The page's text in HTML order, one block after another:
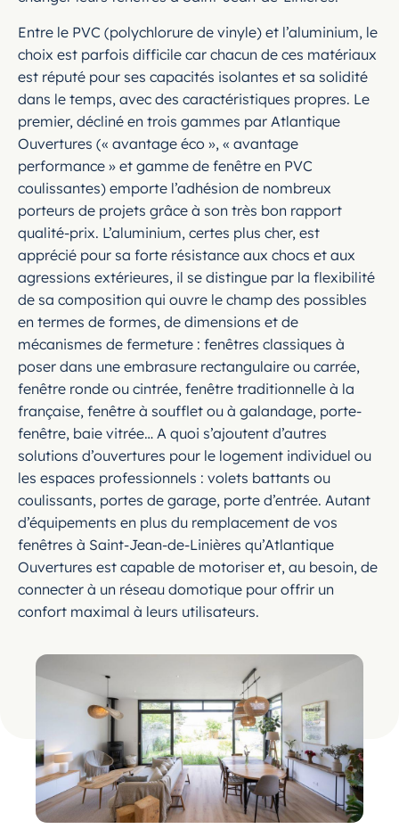
Entre le PVC (polychlorure de vinyle) et l’aluminium, le
choix est parfois difficile car chacun de ces matériaux
est réputé pour ses capacités isolantes et sa solidité
dans le temps, avec des caractéristiques propres. Le
premier, décliné en trois gammes par Atlantique
Ouvertures (« avantage éco », « avantage
performance » et gamme de fenêtre en PVC
coulissantes) emporte l’adhésion de nombreux
porteurs de projets grâce à son très bon rapport
qualité-prix. L’aluminium, certes plus cher, est
apprécié pour sa forte résistance aux chocs et aux
agressions extérieures, il se distingue par la flexibilité
de sa composition qui ouvre le champ des possibles
en termes de formes, de dimensions et de
mécanismes de fermeture : fenêtres classiques à
poser dans une embrasure rectangulaire ou carrée,
fenêtre ronde ou cintrée, fenêtre traditionnelle à la
française, fenêtre à soufflet ou à galandage, porte-
fenêtre, baie vitrée… A quoi s’ajoutent d’autres
solutions d’ouvertures pour le logement individuel ou
les espaces professionnels : volets battants ou
coulissants, portes de garage, porte d’entrée. Autant
d’équipements en plus du remplacement de vos
fenêtres à Saint-Jean-de-Linières qu’Atlantique
Ouvertures est capable de motoriser et, au besoin, de
connecter à un réseau domotique pour offrir un
confort maximal à leurs utilisateurs.